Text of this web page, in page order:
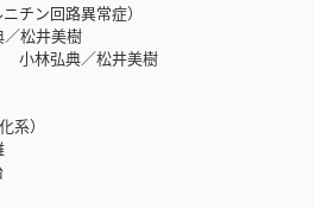
ン回路異常症）
松井美樹
林弘典／松井美樹
）